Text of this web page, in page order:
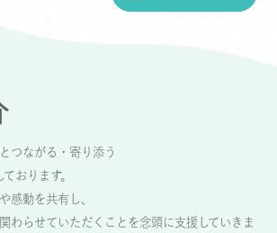
つながる・寄り添う
おります。
感動を共有し、
わらせていただくことを念頭に支援していきま